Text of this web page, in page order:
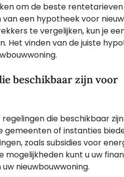
om de beste
een hypotheek voor
te vergelijken, kun je
Het vinden van de juiste
beschikbaar zijn voor
die beschikbaar
gemeenten of instanties
zoals subsidies voor
kunt u uw
nieuwbouwwoning.